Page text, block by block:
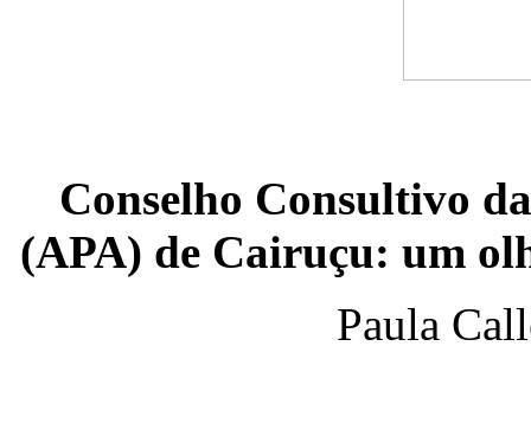
Conselho Consultivo
(APA) de Cairuçu: um
Paula